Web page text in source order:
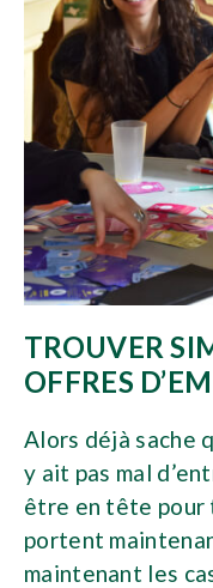
TROUVER
OFFRES
Alors déjà sache
y ait pas mal
être en tête pour
portent
maintenant les